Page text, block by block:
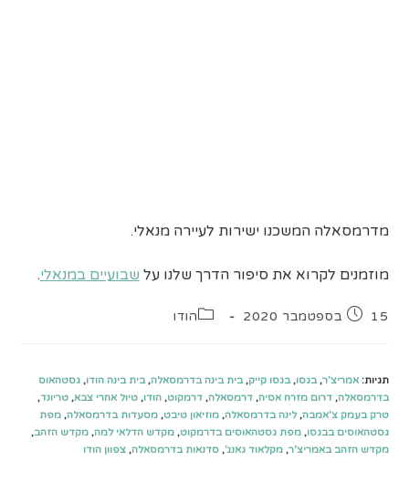
מדרמסאלה המשכנו ישירות לעיירה מנאלי.
מוזמנים לקרוא את סיפור הדרך שלנו על שבועיים במנאלי.
פורסם:
15 בספטמבר 2020 קטגוריה:
הודו
תגיות:אמריצ'ר, בגסו, בגסו קייק, בית בינה בדרמסאלה, בית בינה הודו, גסטהאוס
בדרמסאלה, דרום מזרח אסיה, דרמסאלה, דרמקוט, הודו, טיול אחרי צבא, טריונד,
טרק בעמק צ'אמבה, לינה בדרמסאלה, מוזיאון טיבט, מסעדות בדרמסאלה, מפת
גסטהאוסים בבגסו, מפת גסטהאוסים בדרמקוט, מקדש הדלאי למה, מקדש הזהב,
מקדש הזהב באמריצ'ר, מקלאוד גאנג', סדנאות בדרמסאלה, צפוון הודו